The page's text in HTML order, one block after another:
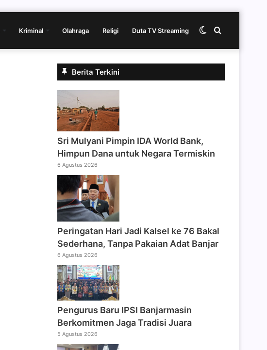
Kriminal Olahraga Religi Duta TV Streaming Cari
Switch
Berita Terkini
Sri Mulyani Pimpin IDA World Bank,
Himpun Dana untuk Negara Termiskin
6 Agustus 2026
Peringatan Hari Jadi Kalsel ke 76 Bakal
Sederhana, Tanpa Pakaian Adat Banjar
6 Agustus 2026
Pengurus Baru IPSI Banjarmasin
Berkomitmen Jaga Tradisi Juara
5 Agustus 2026